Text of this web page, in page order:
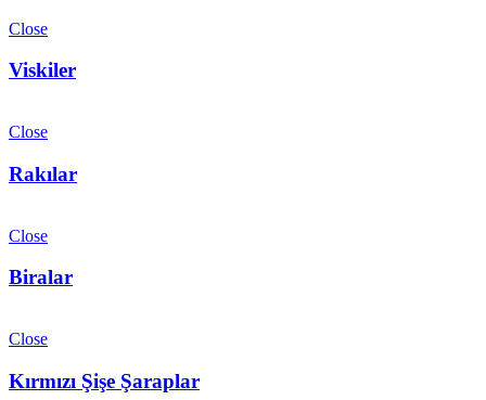
Close
Viskiler
Close
Rakılar
Close
Biralar
Close
Kırmızı Şişe Şaraplar